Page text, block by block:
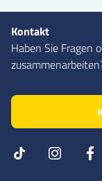
Kontakt
Haben Sie Fragen